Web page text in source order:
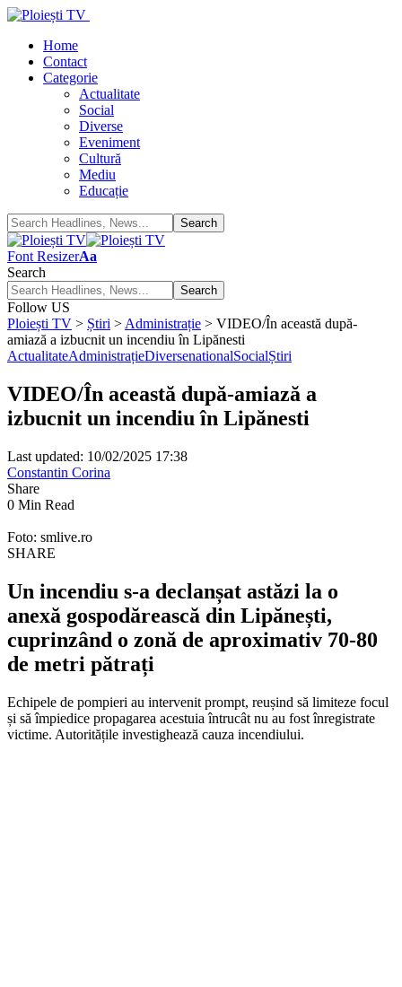
Home
Contact
Categorie
Actualitate
Social
Diverse
Eveniment
Cultură
Mediu
Educație
Font ResizerAa
Search
Follow US
Ploiești TV > Știri > Administrație > VIDEO/În această după-
amiază a izbucnit un incendiu în Lipănesti
ActualitateAdministrațieDiversenationalSocialȘtiri
VIDEO/În această după-amiază a
izbucnit un incendiu în Lipănesti
Last updated: 10/02/2025 17:38
Constantin Corina
Share
0 Min Read
Foto: smlive.ro
SHARE
Un incendiu s-a declanșat astăzi la o
anexă gospodărească din Lipănești,
cuprinzând o zonă de aproximativ 70-80
de metri pătrați
Echipele de pompieri au intervenit prompt, reușind să limiteze focul
și să împiedice propagarea acestuia întrucât nu au fost înregistrate
victime. Autoritățile investighează cauza incendiului.